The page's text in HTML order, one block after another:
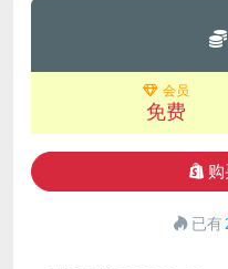
会员
免费
已有